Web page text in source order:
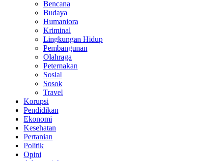
Bencana
Budaya
Humaniora
Kriminal
Lingkungan Hidup
Pembangunan
Olahraga
Peternakan
Sosial
Sosok
Travel
Korupsi
Pendidikan
Ekonomi
Kesehatan
Pertanian
Politik
Opini